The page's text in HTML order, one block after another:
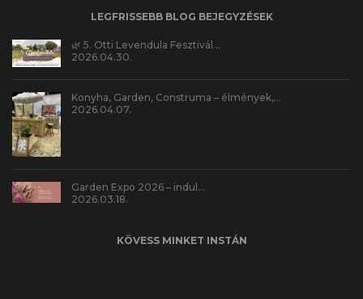
LEGFRISSEBB BLOG BEJEGYZÉSEK
🌿 5. Otti Levendula Fesztivál…
2026.04.30.
Konyha, Garden, Construma – élmények,…
2026.04.07.
Garden Expo 2026 – indul…
2026.03.18.
KÖVESS MINKET INSTÁN